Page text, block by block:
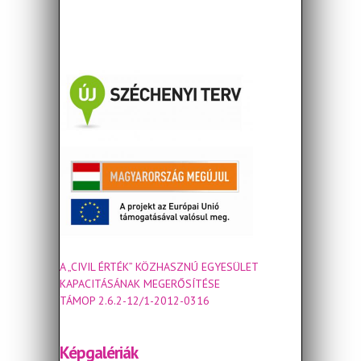
A „CIVIL ÉRTÉK” KÖZHASZNÚ EGYESÜLET
KAPACITÁSÁNAK MEGERŐSÍTÉSE
TÁMOP 2.6.2-12/1-2012-0316
Képgalériák